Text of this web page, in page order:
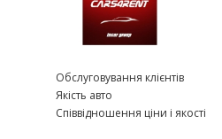
Обслуговування клієнтів
Якість авто
Співвідношення ціни і якості